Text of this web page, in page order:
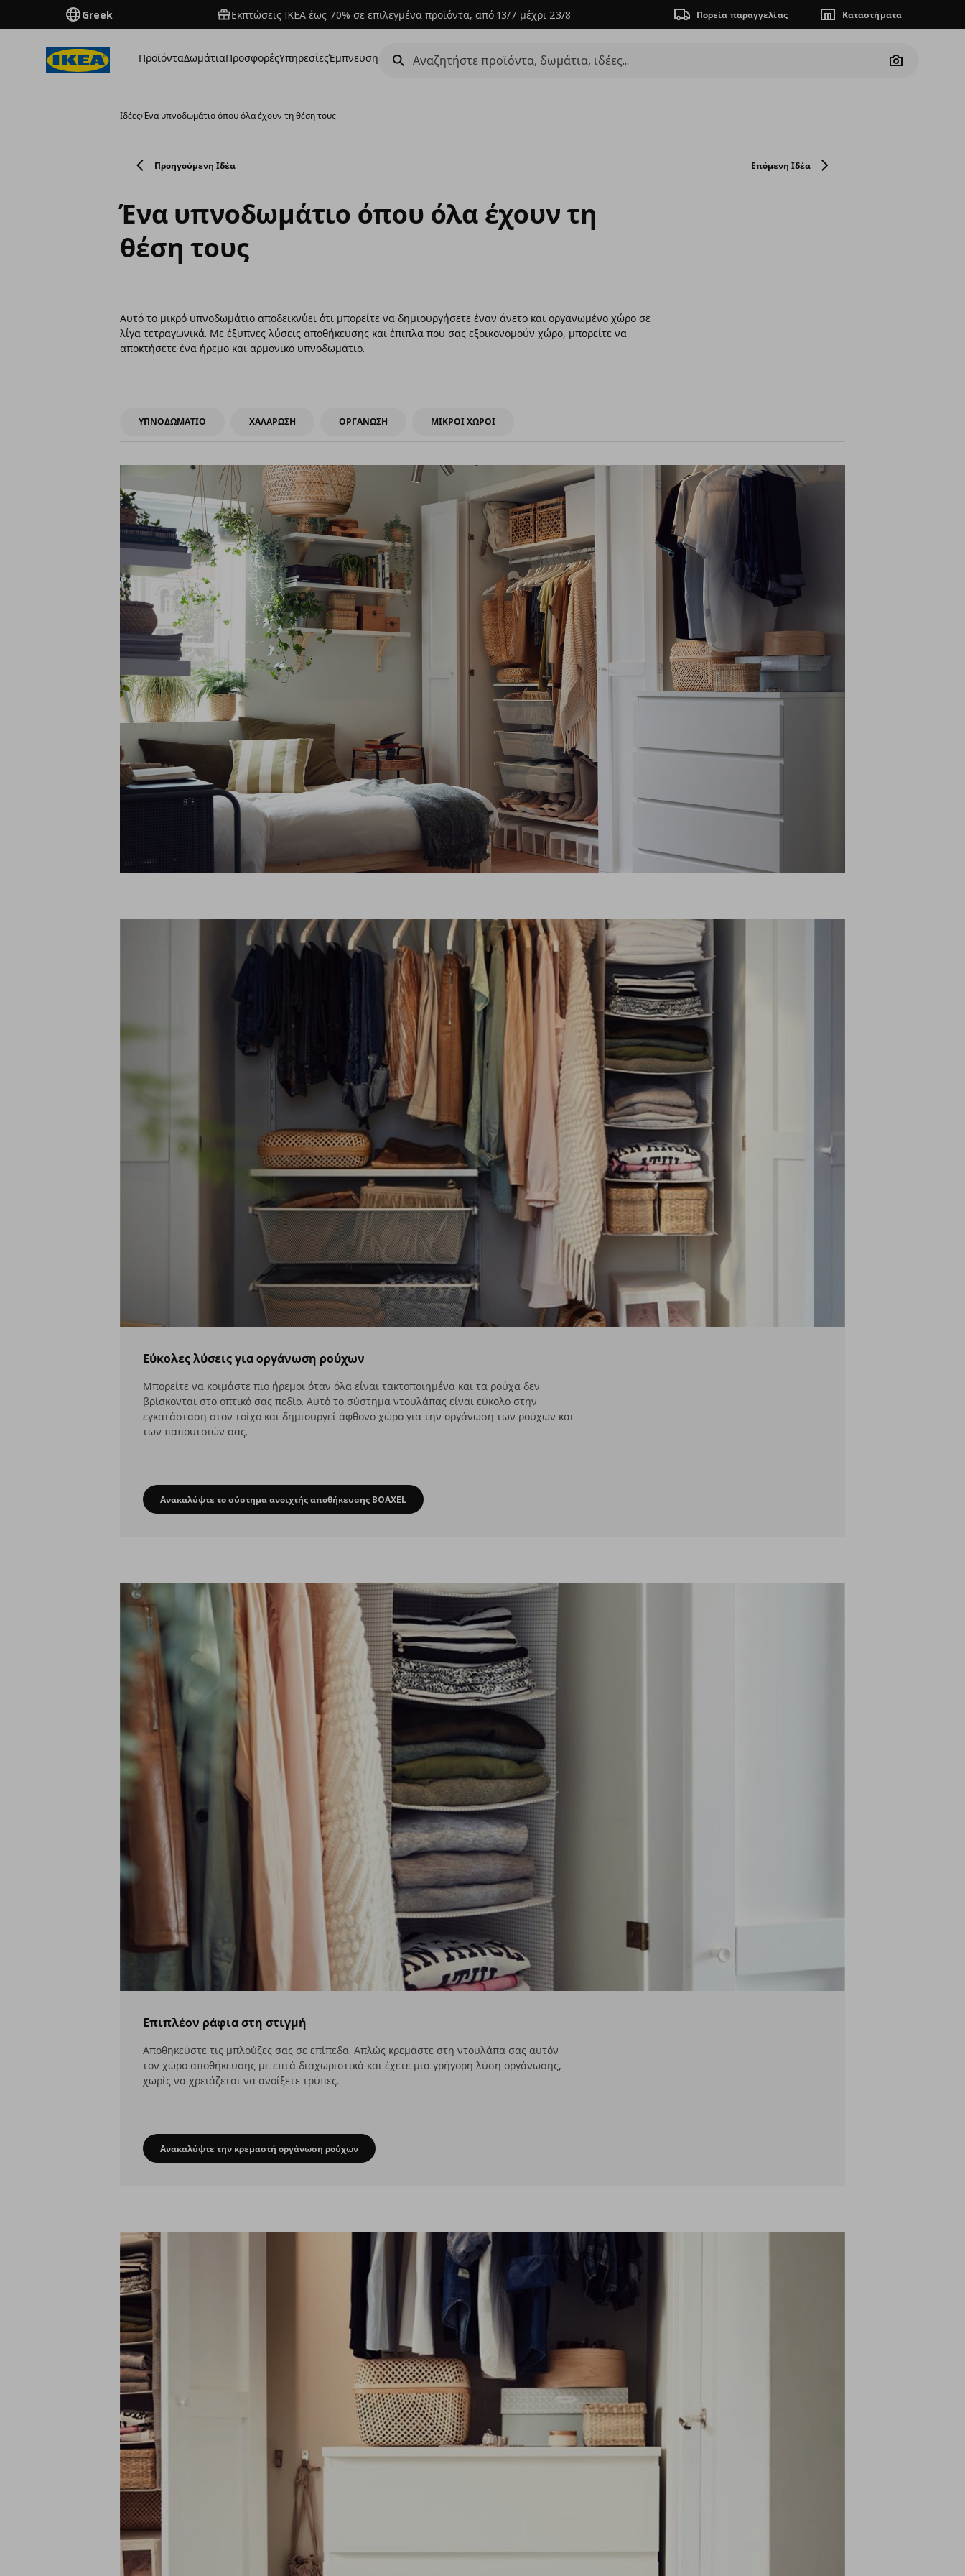
Greek Εκπτώσεις IKEA έως 70% σε επιλεγμένα προϊόντα, από 13/7 μέχρι 23/8 Πορεία παραγγελίας Καταστήματα
ΠροϊόνταΔωμάτιαΠροσφορέςΥπηρεσίεςΈμπνευση
Camera
Ιδέες›Ένα υπνοδωμάτιο όπου όλα έχουν τη θέση τους
Προηγούμενη Ιδέα Επόμενη Ιδέα
Ένα υπνοδωμάτιο όπου όλα έχουν τη
θέση τους
Αυτό το μικρό υπνοδωμάτιο αποδεικνύει ότι μπορείτε να δημιουργήσετε έναν άνετο και οργανωμένο χώρο σε
λίγα τετραγωνικά. Με έξυπνες λύσεις αποθήκευσης και έπιπλα που σας εξοικονομούν χώρο, μπορείτε να
αποκτήσετε ένα ήρεμο και αρμονικό υπνοδωμάτιο.
ΥΠΝΟΔΩΜΑΤΙΟ ΧΑΛΑΡΩΣΗ ΟΡΓΑΝΩΣΗ ΜΙΚΡΟΙ ΧΩΡΟΙ
Εύκολες λύσεις για οργάνωση ρούχων
Μπορείτε να κοιμάστε πιο ήρεμοι όταν όλα είναι τακτοποιημένα και τα ρούχα δεν
βρίσκονται στο οπτικό σας πεδίο. Αυτό το σύστημα ντουλάπας είναι εύκολο στην
εγκατάσταση στον τοίχο και δημιουργεί άφθονο χώρο για την οργάνωση των ρούχων και
των παπουτσιών σας.
Εύκολες λύσεις για οργάνωση ρούχων
Ανακαλύψτε το σύστημα ανοιχτής αποθήκευσης BOAXEL
Επιπλέον ράφια στη στιγμή
Αποθηκεύστε τις μπλούζες σας σε επίπεδα. Απλώς κρεμάστε στη ντουλάπα σας αυτόν
τον χώρο αποθήκευσης με επτά διαχωριστικά και έχετε μια γρήγορη λύση οργάνωσης,
χωρίς να χρειάζεται να ανοίξετε τρύπες.
Επιπλέον ράφια στη στιγμή
Ανακαλύψτε την κρεμαστή οργάνωση ρούχων